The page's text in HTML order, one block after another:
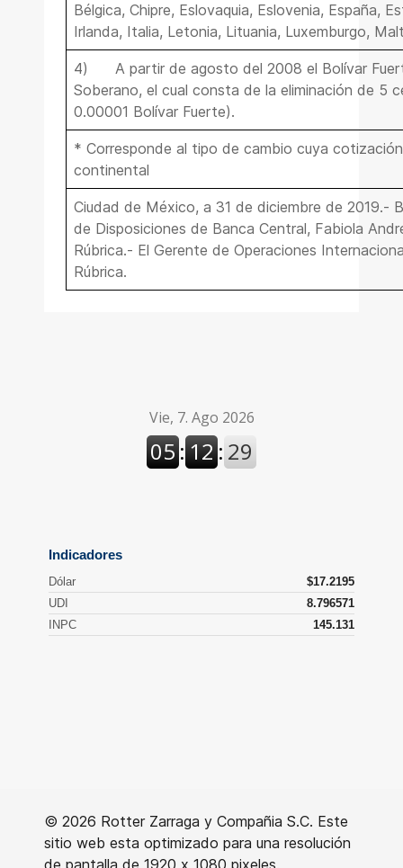
Bélgica, Chipre, Eslovaquia, Eslovenia, España,
Irlanda, Italia, Letonia, Lituania, Luxemburgo,
4)
A partir de agosto del 2008 el Bolívar
Soberano, el cual consta de la eliminación de 5
0.00001 Bolívar Fuerte).
* Corresponde al tipo de cambio cuya
continental
Ciudad de México, a 31 de diciembre de 2019.-
de Disposiciones de Banca Central, Fabiola
Rúbrica.- El Gerente de Operaciones
Rúbrica.
© 2026 Rotter Zarraga y Compañia S.C. Este
sitio web esta optimizado para una resolución